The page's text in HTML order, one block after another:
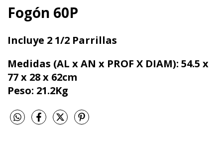
Fogón 60P
Incluye 2 1/2 Parrillas
Medidas (AL x AN x PROF X DIAM): 54.5 x
77 x 28 x 62cm
Peso: 21.2Kg